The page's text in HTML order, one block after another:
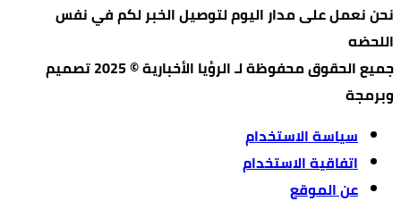
نحن نعمل على مدار اليوم لتوصيل الخبر لكم في نفس
اللحضه
جميع الحقوق محفوظة لـ الرؤيا الأخبارية © 2025 تصميم
وبرمجة
سياسة الاستخدام
اتفاقية الاستخدام
عن الموقع